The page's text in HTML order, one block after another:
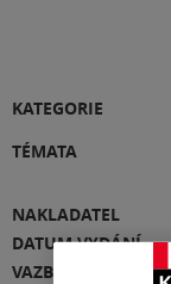
KATEGORIE
TÉMATA
NAKLADATEL
DATUM VYDÁNÍ
VAZBA